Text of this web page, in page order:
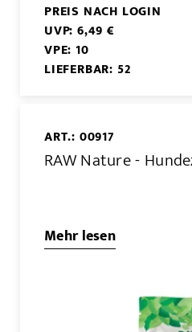
PREIS NACH LOGIN
UVP: 6,49 €
VPE: 10
LIEFERBAR: 52
ART.: 00917
RAW Nature -
Mehr lesen